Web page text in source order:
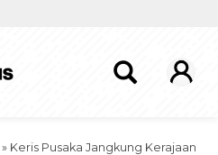
» Keris Pusaka Jangkung Kerajaan